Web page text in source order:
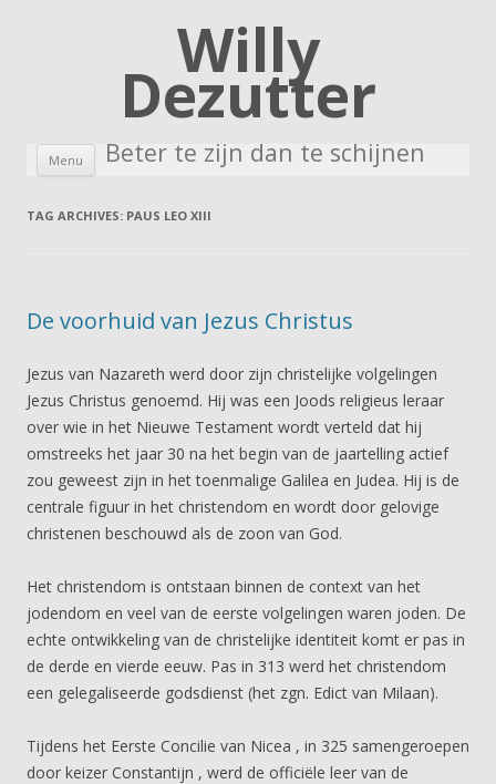
Willy
Dezutter
Beter te zijn dan te schijnen
Menu Skip to content
TAG ARCHIVES: PAUS LEO XIII
De voorhuid van Jezus Christus
Jezus van Nazareth werd door zijn christelijke volgelingen
Jezus Christus genoemd. Hij was een Joods religieus leraar
over wie in het Nieuwe Testament wordt verteld dat hij
omstreeks het jaar 30 na het begin van de jaartelling actief
zou geweest zijn in het toenmalige Galilea en Judea. Hij is de
centrale figuur in het christendom en wordt door gelovige
christenen beschouwd als de zoon van God.
Het christendom is ontstaan binnen de context van het
jodendom en veel van de eerste volgelingen waren joden. De
echte ontwikkeling van de christelijke identiteit komt er pas in
de derde en vierde eeuw. Pas in 313 werd het christendom
een gelegaliseerde godsdienst (het zgn. Edict van Milaan).
Tijdens het Eerste Concilie van Nicea , in 325 samengeroepen
door keizer Constantijn , werd de officiële leer van de